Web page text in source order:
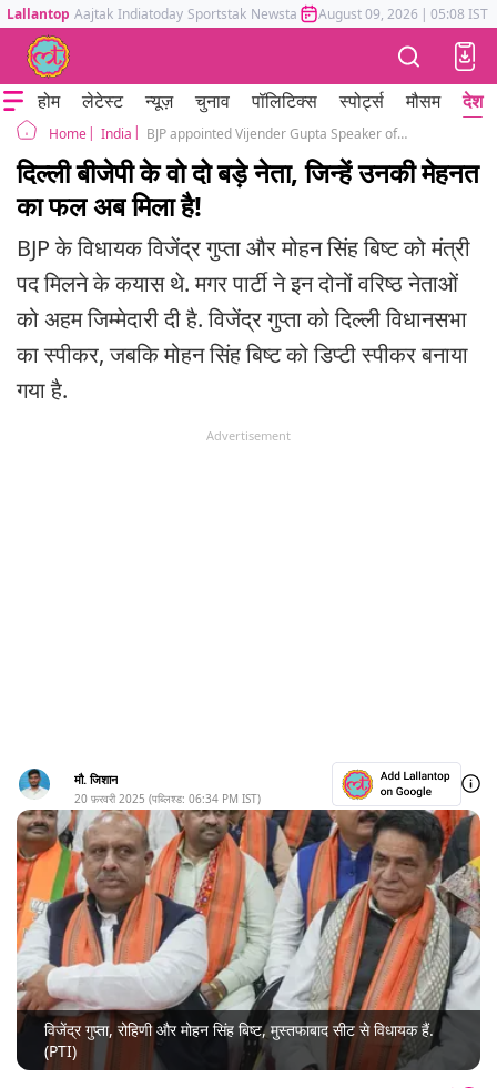
Lallantop Aajtak Indiatoday Sportstak Newstak Mumbai Tak Astrotak
August 09, 2026 | 05:08 IST
होम लेटेस्ट न्यूज़ चुनाव पॉलिटिक्स स्पोर्ट्स मौसम देश
Home India BJP appointed Vijender Gupta Speaker of Delhi Assembly Mohan Singh Bisht Deputy Speaker
दिल्ली बीजेपी के वो दो बड़े नेता, जिन्हें उनकी मेहनत
का फल अब मिला है!
BJP के विधायक विजेंद्र गुप्ता और मोहन सिंह बिष्ट को मंत्री
पद मिलने के कयास थे. मगर पार्टी ने इन दोनों वरिष्ठ नेताओं
को अहम जिम्मेदारी दी है. विजेंद्र गुप्ता को दिल्ली विधानसभा
का स्पीकर, जबकि मोहन सिंह बिष्ट को डिप्टी स्पीकर बनाया
गया है.
Advertisement
मौ. जिशान
20 फ़रवरी 2025 (पब्लिश्ड: 06:34 PM IST)
विजेंद्र गुप्ता, रोहिणी और मोहन सिंह बिष्ट, मुस्तफाबाद सीट से विधायक हैं.
(PTI)